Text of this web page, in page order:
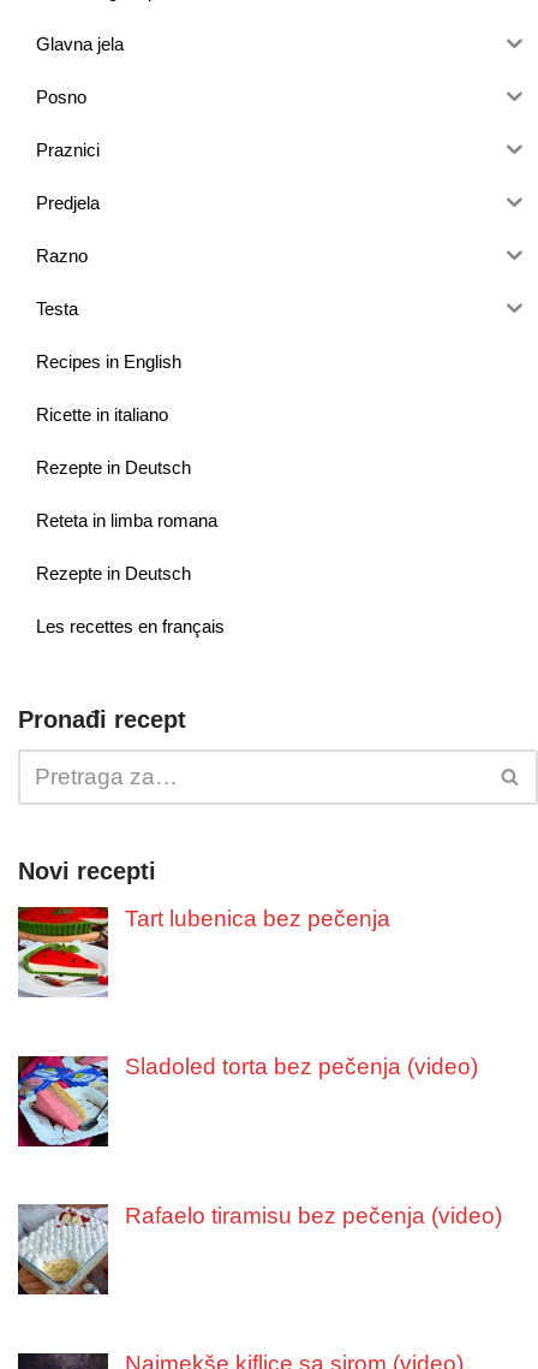
Glavna jela
Posno
Praznici
Predjela
Razno
Testa
Recipes in English
Ricette in italiano
Rezepte in Deutsch
Reteta in limba romana
Rezepte in Deutsch
Les recettes en français
Pronađi recept
Novi recepti
Tart lubenica bez pečenja
Sladoled torta bez pečenja (video)
Rafaelo tiramisu bez pečenja (video)
Najmekše kiflice sa sirom (video)